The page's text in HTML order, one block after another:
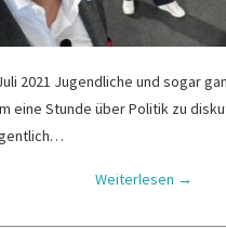
2021 Jugendliche und sogar
eine Stunde über Politik zu
Weiterlesen →